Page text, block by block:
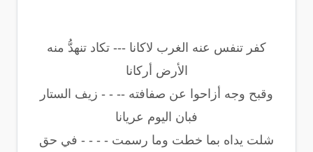
كفر تنفس عنه الغرب لاكانا --- تكاد تنهدُّ منه
الأرض أركانا
وقبح وجه أزاحوا عن صفافته -- - - زيف الستار
فبان اليوم عريانا
شلت يداه بما خطت وما رسمت - - - - في حق